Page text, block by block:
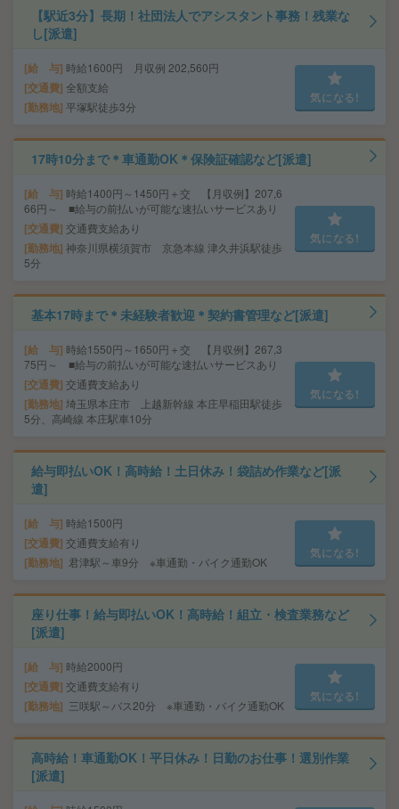
【駅近3分】長期！社団法人でアシスタント事務！残業な
し[派遣]
給 与 時給1600円 月収例 202,560円
交通費 全額支給
勤務地 平塚駅徒歩3分
気になる!
17時10分まで＊車通勤OK＊保険証確認など[派遣]
給 与 時給1400円～1450円＋交 【月収例】207,6
66円～ ■給与の前払いが可能な速払いサービスあり
交通費 交通費支給あり
勤務地 神奈川県横須賀市 京急本線 津久井浜駅徒歩
5分
気になる!
基本17時まで＊未経験者歓迎＊契約書管理など[派遣]
給 与 時給1550円～1650円＋交 【月収例】267,3
75円～ ■給与の前払いが可能な速払いサービスあり
交通費 交通費支給あり
勤務地 埼玉県本庄市 上越新幹線 本庄早稲田駅徒歩
5分、高崎線 本庄駅車10分
気になる!
給与即払いOK！高時給！土日休み！袋詰め作業など[派
遣]
給 与 時給1500円
交通費 交通費支給有り
勤務地 君津駅～車9分 ※車通勤・バイク通勤OK
気になる!
座り仕事！給与即払いOK！高時給！組立・検査業務など
[派遣]
給 与 時給2000円
交通費 交通費支給有り
勤務地 三咲駅～バス20分 ※車通勤・バイク通勤OK
気になる!
高時給！車通勤OK！平日休み！日勤のお仕事！選別作業
[派遣]